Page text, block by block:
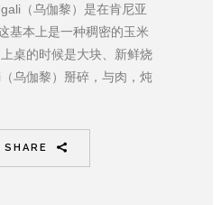
（乌伽黎）是在肯尼亚
基本上是一种稠密的玉米
桌的时候是大块、新鲜烧
乌伽黎）掰碎，与肉，炖
SHARE